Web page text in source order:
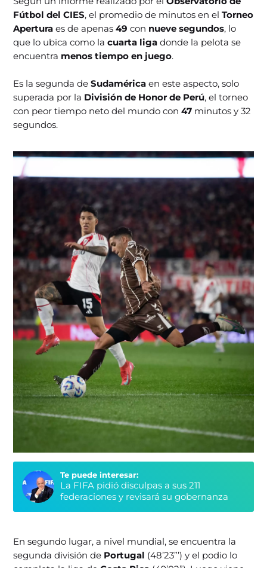
Fútbol del CIES, el promedio de minutos en elTorneo
Apertura es de apenas49 con nueve segundos, lo
que lo ubica como lacuarta liga donde la pelota se
encuentra menos tiempo en juego.
Es la segunda deSudamérica en este aspecto, solo
superada por la División de Honor de Perú, el torneo
con peor tiempo neto del mundo con47 minutos y 32
segundos.
Te puede interesar:
La FIFA pidió disculpas a sus 211
federaciones y revisará su gobernanza
En segundo lugar, a nivel mundial, se encuentra la
segunda división de Portugal (48’23”’) y el podio lo